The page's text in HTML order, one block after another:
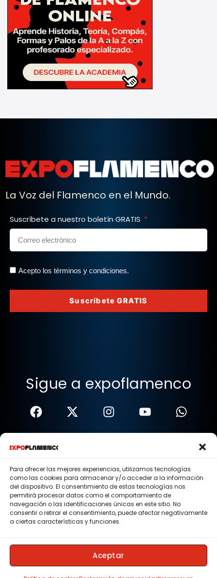
Para ofrecer las mejores experiencias, utilizamos tecnologías
como las cookies para almacenar y/o acceder a la información
del dispositivo. El consentimiento de estas tecnologías nos
permitirá procesar datos como el comportamiento de
navegación o las identificaciones únicas en este sitio. No
consentir o retirar el consentimiento, puede afectar negativamente
a ciertas características y funciones.
Aceptar
La Voz del Flamenco en el Mundo.
Suscríbete a nuestro boletín GRATIS
Acepto los términos y condiciones.
Suscríbete GRATIS
Sigue a expoflamenco
Términos Y Condiciones
Política De Privacidad
Política De Cookies
Aviso Legal
© 2015 - 2026 . Todos los derechos reservados.
Contacto
Membresias